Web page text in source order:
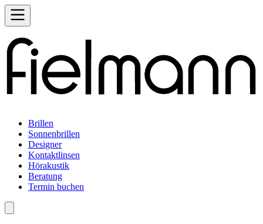
Brillen
Sonnenbrillen
Designer
Kontaktlinsen
Hörakustik
Beratung
Termin buchen